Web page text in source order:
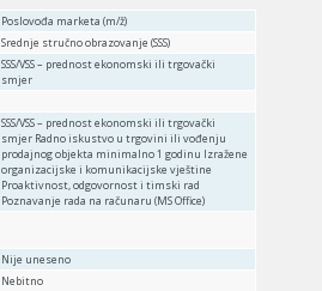
Poslovođa marketa (m/ž)
Srednje stručno obrazovanje (SSS)
SSS/VSS – prednost ekonomski ili trgovački
smjer
SSS/VSS – prednost ekonomski ili trgovački
smjer Radno iskustvo u trgovini ili vođenju
prodajnog objekta minimalno 1 godinu Izražene
organizacijske i komunikacijske vještine
Proaktivnost, odgovornost i timski rad
Poznavanje rada na računaru (MS Office)
Nije uneseno
Nebitno